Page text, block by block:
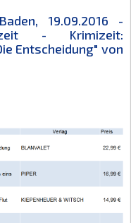
19.09.2016 -
- Krimizeit:
Entscheidung" von